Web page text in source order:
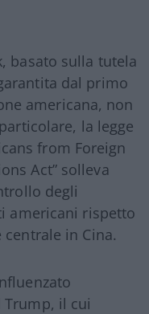
basato sulla tutela
dal primo
americana, non
la legge
from Foreign
Act” solleva
degli
americani rispetto
in Cina.
Trump, il cui